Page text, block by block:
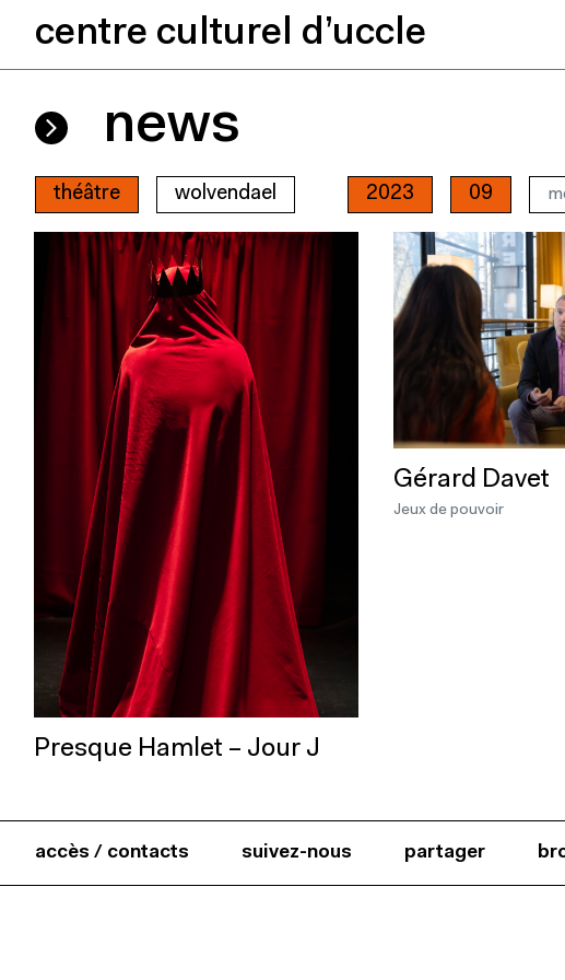
centre culturel d’uccle
news
théâtre wolvendael 2023 09
Presque Hamlet – Jour J
Gérard Davet
Jeux de pouvoir
accès / contacts suivez-nous partager